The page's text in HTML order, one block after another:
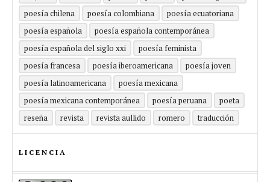
poesía chilena
poesía colombiana
poesía ecuatoriana
poesía española
poesía española contemporánea
poesía española del siglo xxi
poesía feminista
poesía francesa
poesía iberoamericana
poesía joven
poesía latinoamericana
poesía mexicana
poesía mexicana contemporánea
poesía peruana
poeta
reseña
revista revista aullido romero traducción
LICENCIA